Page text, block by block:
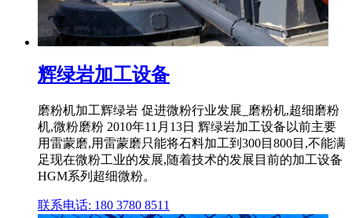
辉绿岩加工设备
磨粉机加工辉绿岩 促进微粉行业发展_磨粉机,超细磨粉
机,微粉磨粉 2010年11月13日 辉绿岩加工设备以前主要
用雷蒙磨,用雷蒙磨只能将石料加工到300目800目,不能满
足现在微粉工业的发展,随着技术的发展目前的加工设备
HGM系列超细微粉。
联系电话: 180 3780 8511